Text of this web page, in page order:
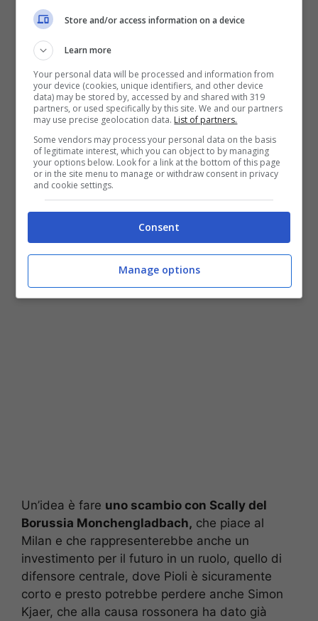
Luka Jovic potrebbe finire in uno scambio con Scally
(stopandgoal.net – Ansa)
Non è un segreto che i rossoneri si guardino
intorno perun profilo più importante,
soprattutto perché Giroud non potrà durare
all’infinito. E per questoJovic potrebbe partire
presto, forse già a gennaio.
Germania, e il Milan potrebbe lasciarlo andare
subito, utilizzando come pedina di scambio.
Un’idea è fare uno scambio con Scally del
Borussia Monchengladbach, che piace al
Milan e che rappresenterebbe anche un
investimento per il futuro in un ruolo, quello di
difensore centrale, dove Pioli è sicuramente
corto e presto potrebbe perdere anche Simon
Kjaer, che alla causa rossonera ha dato già
Store and/or access information on a device
Learn more
Your personal data will be processed and information from
your device (cookies, unique identifiers, and other device
data) may be stored by, accessed by and shared with 319
partners, or used specifically by this site. We and our partners
may use precise geolocation data. List of partners.
Some vendors may process your personal data on the basis
of legitimate interest, which you can object to by managing
your options below. Look for a link at the bottom of this page
or in the site menu to manage or withdraw consent in privacy
and cookie settings.
Consent
Manage options